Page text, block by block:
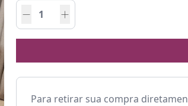
Para retirar sua compra